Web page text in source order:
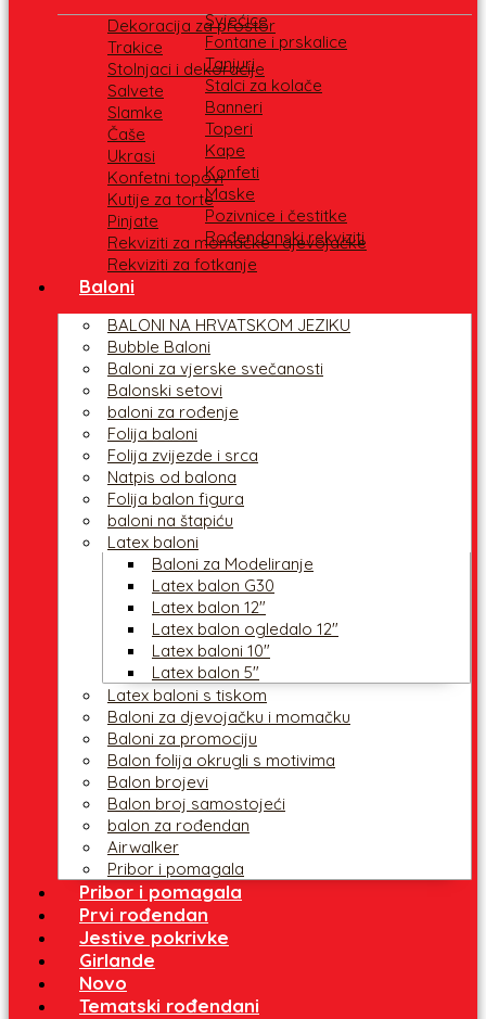
Dekoracija za prostor
Svjećice
Trakice
Fontane i prskalice
Stolnjaci i dekoracije
Tanjuri
Salvete
Stalci za kolače
Slamke
Banneri
Čaše
Toperi
Ukrasi
Kape
Konfetni topoviKonfeti
Kutije za torteMaske
Pinjate
Pozivnice i čestitke
Rekviziti za momačke i djevojačke
Rođendanski rekviziti
Rekviziti za fotkanje
Baloni
BALONI NA HRVATSKOM JEZIKU
Bubble Baloni
Baloni za vjerske svečanosti
Balonski setovi
baloni za rođenje
Folija baloni
Folija zvijezde i srca
Natpis od balona
Folija balon figura
baloni na štapiću
Latex baloni
Baloni za Modeliranje
Latex balon G30
Latex balon 12″
Latex balon ogledalo 12″
Latex baloni 10″
Latex balon 5″
Latex baloni s tiskom
Baloni za djevojačku i momačku
Baloni za promociju
Balon folija okrugli s motivima
Balon brojevi
Balon broj samostojeći
balon za rođendan
Airwalker
Pribor i pomagala
Pribor i pomagala
Prvi rođendan
Jestive pokrivke
Girlande
Novo
Tematski rođendani